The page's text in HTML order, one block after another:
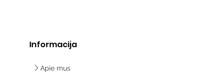
Informacija
Apie mus